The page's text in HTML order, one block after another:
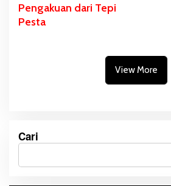
Pengakuan dari Tepi
Pesta
View More
Cari